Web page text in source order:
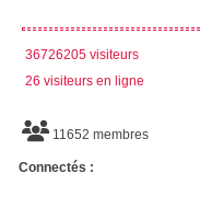
36726205 visiteurs
26 visiteurs en ligne
11652 membres
Connectés :